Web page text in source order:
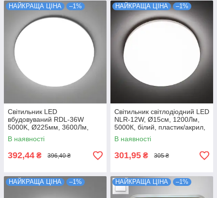
НАЙКРАЩА ЦІНА –1%
Світильник LED
вбудовуваний RDL-36W
5000K, Ø225мм, 3600Лм,
білий, LUMINARIA
В наявності
392,44 ₴ 396,40 ₴
НАЙКРАЩА ЦІНА –1%
Світильник світлодіодний LED
NLR-12W, Ø15см, 1200Лм,
5000К, білий, пластик/акрил,
LUMINARIA
В наявності
301,95 ₴ 305 ₴
НАЙКРАЩА ЦІНА –1% НАЙКРАЩА ЦІНА –1%